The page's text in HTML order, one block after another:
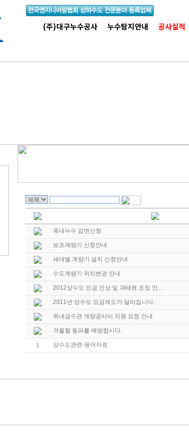
(주)대구누수공사 누수탐지안내 공사실적
옥내누수 감면신청
보조계량기 신청안내
세대별 계량기 설치 신청안내
수도계량기 위치변경 안내
2012상수도 요금 인상 및 과태료 조정 안...
2011년 상수도 요금제도가 달라집니다.
옥내급수관 개량공사비 지원 요청 안내
겨울철 동파를 예방합시다.
1 상수도관련-용어자료